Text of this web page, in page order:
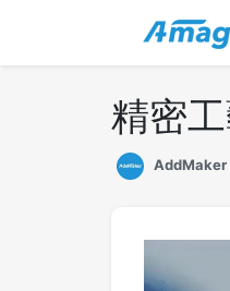
精密
AddMaker